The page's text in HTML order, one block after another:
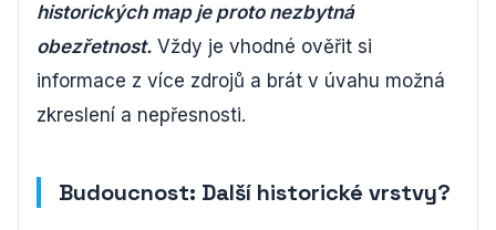
historických map je proto nezbytná
obezřetnost. Vždy je vhodné ověřit si
informace z více zdrojů a brát v úvahu možná
zkreslení a nepřesnosti.
Budoucnost: Další historické vrstvy?